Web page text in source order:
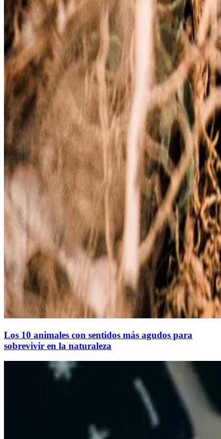
Los 10 animales con sentidos más agudos para
sobrevivir en la naturaleza